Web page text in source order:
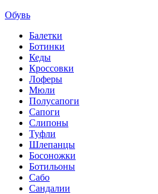
Обувь
Балетки
Ботинки
Кеды
Кроссовки
Лоферы
Мюли
Полусапоги
Сапоги
Слипоны
Туфли
Шлепанцы
Босоножки
Ботильоны
Сабо
Сандалии